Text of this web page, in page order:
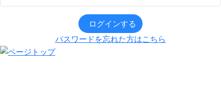
ログインする
パスワードを忘れた方はこちら